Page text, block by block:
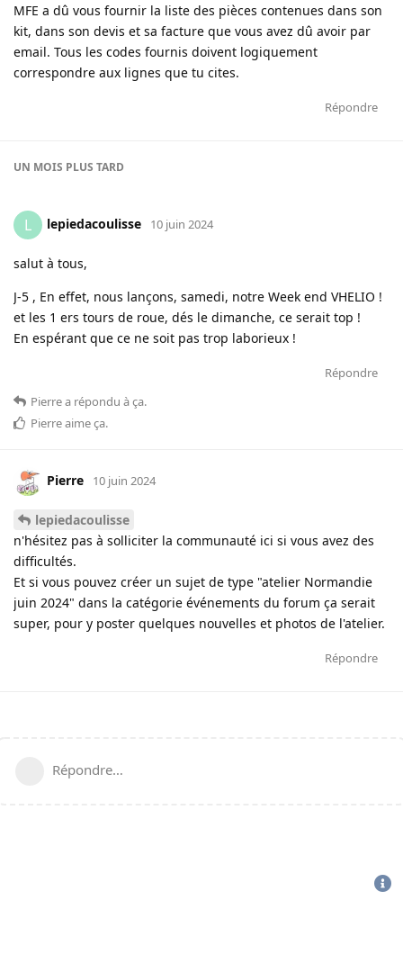
MFE a dû vous fournir la liste des pièces contenues dans son
kit, dans son devis et sa facture que vous avez dû avoir par
email. Tous les codes fournis doivent logiquement
correspondre aux lignes que tu cites.
Répondre
UN MOIS PLUS TARD
L lepiedacoulisse 10 juin 2024
salut à tous,
J-5 , En effet, nous lançons, samedi, notre Week end VHELIO !
et les 1 ers tours de roue, dés le dimanche, ce serait top !
En espérant que ce ne soit pas trop laborieux !
Répondre
Pierrea répondu à ça.
Pierreaime ça.
Pierre 10 juin 2024
lepiedacoulisse
n'hésitez pas à solliciter la communauté ici si vous avez des
difficultés.
Et si vous pouvez créer un sujet de type "atelier Normandie
juin 2024" dans la catégorie événements du forum ça serait
super, pour y poster quelques nouvelles et photos de l'atelier.
Répondre
Répondre…